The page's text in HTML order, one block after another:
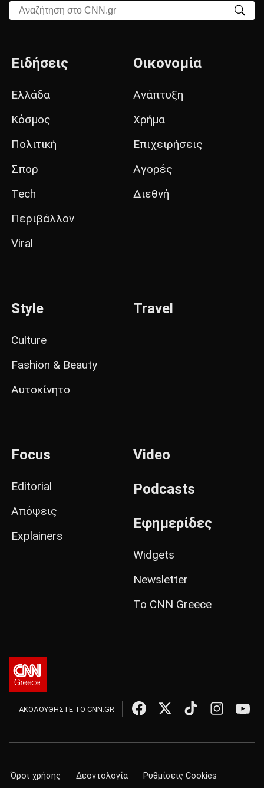
Αναζήτηση στο CNN.gr
Ειδήσεις
Ελλάδα
Κόσμος
Πολιτική
Σπορ
Tech
Περιβάλλον
Viral
Οικονομία
Ανάπτυξη
Χρήμα
Επιχειρήσεις
Αγορές
Διεθνή
Style
Culture
Fashion & Beauty
Αυτοκίνητο
Travel
Focus
Editorial
Απόψεις
Explainers
Video
Podcasts
Εφημερίδες
Widgets
Newsletter
Το CNN Greece
ΑΚΟΛΟΥΘΗΣΤΕ ΤΟ CNN.GR
Όροι χρήσης Δεοντολογία Ρυθμίσεις Cookies